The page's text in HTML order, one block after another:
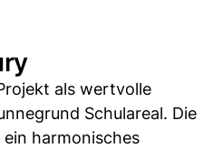
als wertvolle
Schulareal. Die
harmonisches